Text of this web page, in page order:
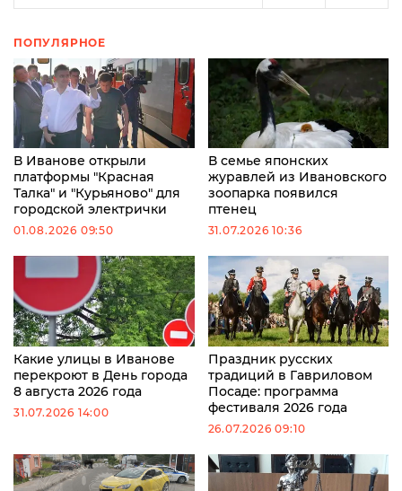
ПОПУЛЯРНОЕ
В Иванове открыли
платформы "Красная
Талка" и "Курьяново" для
городской электрички
01.08.2026 09:50
В семье японских
журавлей из Ивановского
зоопарка появился
птенец
31.07.2026 10:36
Какие улицы в Иванове
перекроют в День города
8 августа 2026 года
31.07.2026 14:00
Праздник русских
традиций в Гавриловом
Посаде: программа
фестиваля 2026 года
26.07.2026 09:10